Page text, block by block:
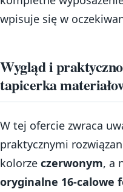
wpisuje się w
Wygląd i
tapicerka
W tej ofercie zwraca
praktycznymi
kolorze czerwonym, a
oryginalne 16-calowe